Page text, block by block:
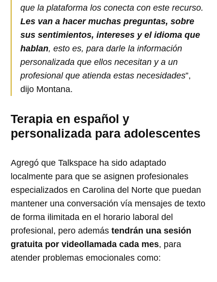
que la plataforma los conecta con este recurso.
Les van a hacer muchas preguntas, sobre
sus sentimientos, intereses y el idioma que
hablan, esto es, para darle la información
personalizada que ellos necesitan y a un
profesional que atienda estas necesidades”,
dijo Montana.
Terapia en español y
personalizada para adolescentes
Agregó que Talkspace ha sido adaptado
localmente para que se asignen profesionales
especializados en Carolina del Norte que puedan
mantener una conversación vía mensajes de texto
de forma ilimitada en el horario laboral del
profesional, pero ademástendrán una sesión
gratuita por videollamada cada mes, para
atender problemas emocionales como: